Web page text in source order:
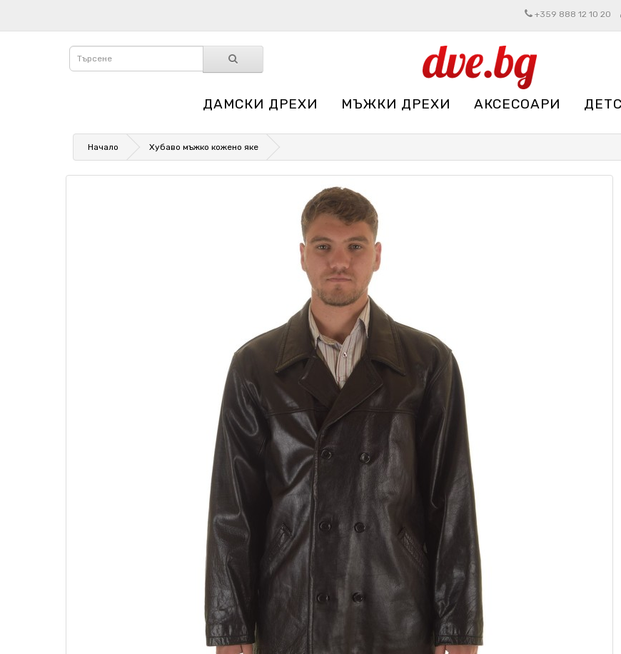
+359 888 12 10 20
ДАМСКИ ДРЕХИ МЪЖКИ ДРЕХИ АКСЕСОАРИ
Начало Хубаво мъжко кожено яке